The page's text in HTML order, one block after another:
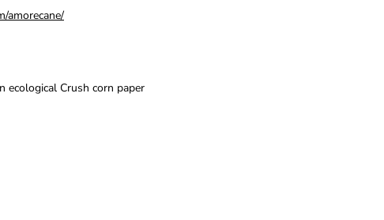
amorecane/
ecological Crush corn paper